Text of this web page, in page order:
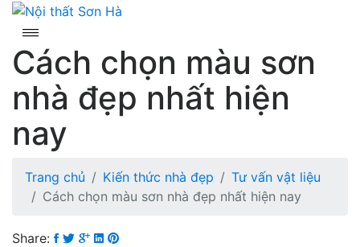
Skip
content
Cách chọn màu sơn
nhà đẹp nhất hiện
nay
Trang chủ Kiến thức nhà đẹp
Tư vấn vật liệu
Cách chọn màu sơn nhà đẹp nhất hiện nay
Share: